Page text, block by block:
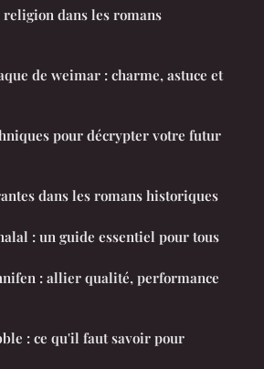
dans les romans
de weimar : charme, astuce et
pour décrypter votre futur
dans les romans historiques
: un guide essentiel pour tous
: allier qualité, performance
: ce qu'il faut savoir pour